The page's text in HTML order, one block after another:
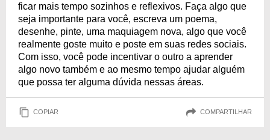
ficar mais tempo sozinhos e reflexivos. Faça algo que
seja importante para você, escreva um poema,
desenhe, pinte, uma maquiagem nova, algo que você
realmente goste muito e poste em suas redes sociais.
Com isso, você pode incentivar o outro a aprender
algo novo também e ao mesmo tempo ajudar alguém
que possa ter alguma dúvida nessas áreas.
COPIAR COMPARTILHAR